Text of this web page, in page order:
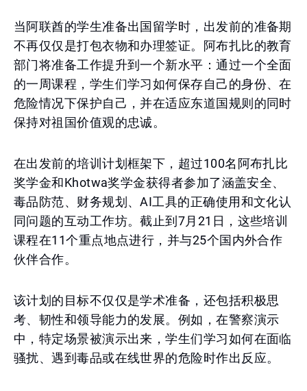
当阿联酋的学生准备出国留学时，出发前的准备期
不再仅仅是打包衣物和办理签证。阿布扎比的教育
部门将准备工作提升到一个新水平：通过一个全面
的一周课程，学生们学习如何保存自己的身份、在
危险情况下保护自己，并在适应东道国规则的同时
保持对祖国价值观的忠诚。
在出发前的培训计划框架下，超过100名阿布扎比
奖学金和Khotwa奖学金获得者参加了涵盖安全、
毒品防范、财务规划、AI工具的正确使用和文化认
同问题的互动工作坊。截止到7月21日，这些培训
课程在11个重点地点进行，并与25个国内外合作
伙伴合作。
该计划的目标不仅仅是学术准备，还包括积极思
考、韧性和领导能力的发展。例如，在警察演示
中，特定场景被演示出来，学生们学习如何在面临
骚扰、遇到毒品或在线世界的危险时作出反应。